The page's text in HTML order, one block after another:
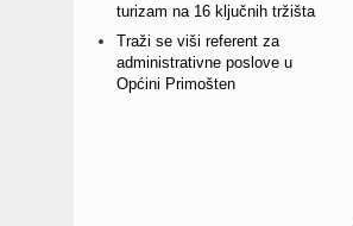
turizam na 16 ključnih tržišta
Traži se viši referent za
administrativne poslove u
Općini Primošten